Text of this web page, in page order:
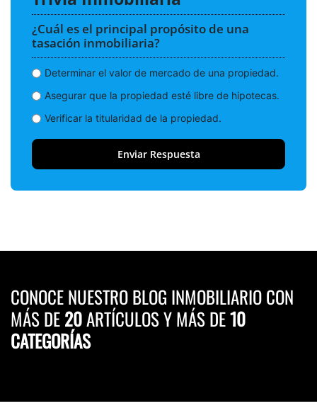
¿Cuál es el principal propósito de una
tasación inmobiliaria?
Determinar el valor de mercado de una propiedad.
Asegurar que la propiedad esté libre de hipotecas.
Verificar la titularidad de la propiedad.
CONOCE NUESTRO BLOG INMOBILIARIO CON
MÁS DE20ARTÍCULOS Y MÁS DE10
CATEGORÍAS